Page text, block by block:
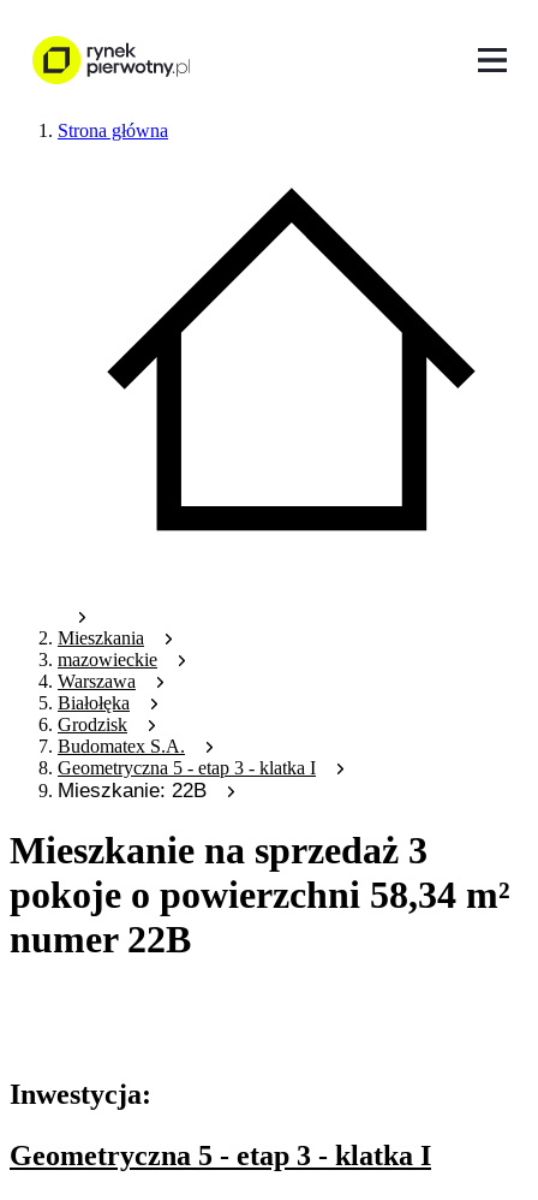
Strona główna
Mieszkania
mazowieckie
Warszawa
Białołęka
Grodzisk
Budomatex S.A.
Geometryczna 5 - etap 3 - klatka I
Mieszkanie: 22B
Mieszkanie na sprzedaż 3
pokoje o powierzchni 58,34 m²
numer 22B
Inwestycja:
Geometryczna 5 - etap 3 - klatka I